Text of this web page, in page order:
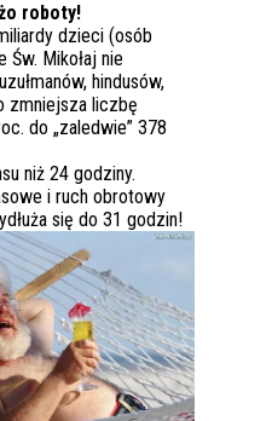
roboty!
dzieci (osób
Św. Mikołaj nie
hindusów,
zmniejsza liczbę
do „zaledwie” 378
niż 24 godziny.
i ruch obrotowy
się do 31 godzin!